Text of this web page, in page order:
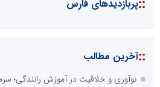
::پربازدیدهای فارس
::آخرین مطالب
نوآوری و خلاقیت در آموزش رانندگی؛